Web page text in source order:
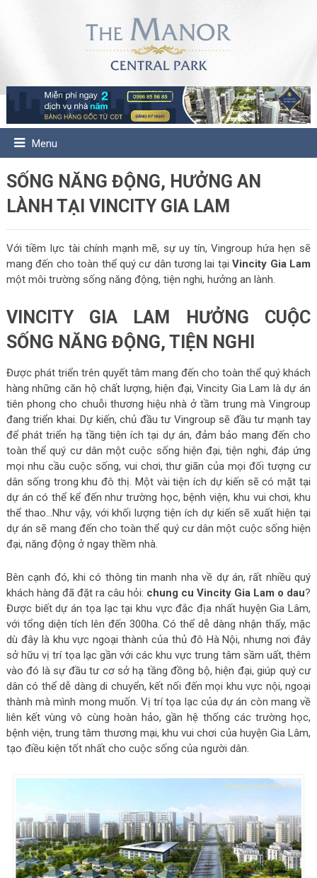
Menu
SỐNG NĂNG ĐỘNG, HƯỞNG AN
LÀNH TẠI VINCITY GIA LAM
Với tiềm lực tài chính mạnh mẽ, sự uy tín, Vingroup hứa hẹn sẽ
mang đến cho toàn thể quý cư dân tương lai tạiVincity Gia Lam
một môi trường sống năng động, tiện nghi, hưởng an lành.
VINCITY GIA LAM HƯỞNG CUỘC
SỐNG NĂNG ĐỘNG, TIỆN NGHI
Được phát triển trên quyết tâm mang đến cho toàn thể quý khách
hàng những căn hộ chất lượng, hiện đại, Vincity Gia Lam là dự án
tiên phong cho chuỗi thương hiệu nhà ở tầm trung mà Vingroup
đang triển khai. Dự kiến, chủ đầu tư Vingroup sẽ đầu tư mạnh tay
để phát triển hạ tầng tiện ích tại dự án, đảm bảo mang đến cho
toàn thể quý cư dân một cuộc sống hiện đại, tiện nghi, đáp ứng
mọi nhu cầu cuộc sống, vui chơi, thư giãn của mọi đối tượng cư
dân sống trong khu đô thị. Một vài tiện ích dự kiến sẽ có mặt tại
dự án có thể kể đến như trường học, bệnh viện, khu vui chơi, khu
thể thao…Như vậy, với khối lượng tiện ích dự kiến sẽ xuất hiện tại
dự án sẽ mang đến cho toàn thể quý cư dân một cuộc sống hiện
đại, năng động ở ngay thềm nhà.
Bên cạnh đó, khi có thông tin manh nha về dự án, rất nhiều quý
khách hàng đã đặt ra câu hỏi: chung cu Vincity Gia Lam o dau?
Được biết dự án tọa lạc tại khu vực đắc địa nhất huyện Gia Lâm,
với tổng diện tích lên đến 300ha. Có thể dễ dàng nhận thấy, mặc
dù đây là khu vực ngoại thành của thủ đô Hà Nội, nhưng nơi đây
sở hữu vị trí tọa lạc gần với các khu vực trung tâm sầm uất, thêm
vào đó là sự đầu tư cơ sở hạ tầng đồng bộ, hiện đại, giúp quý cư
dân có thể dễ dàng di chuyển, kết nối đến mọi khu vực nội, ngoại
thành mà mình mong muốn. Vị trí tọa lạc của dự án còn mang về
liên kết vùng vô cùng hoàn hảo, gần hệ thống các trường học,
bệnh viện, trung tâm thương mại, khu vui chơi của huyện Gia Lâm,
tạo điều kiện tốt nhất cho cuộc sống của người dân.